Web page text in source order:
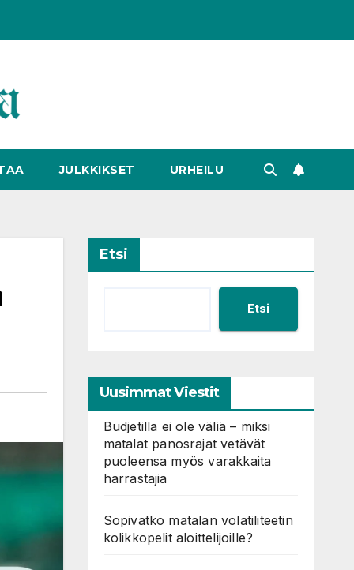
JULKKIKSET URHEILU
Etsi
Etsi
Uusimmat Viestit
Budjetilla ei ole väliä – miksi
matalat panosrajat vetävät
puoleensa myös varakkaita
harrastajia
Sopivatko matalan volatiliteetin
kolikkopelit aloittelijoille?